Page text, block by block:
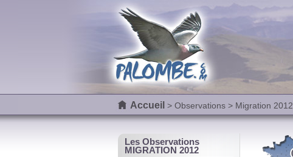
Accueil > Observations> Migration 2012
Les Observations
MIGRATION 2012